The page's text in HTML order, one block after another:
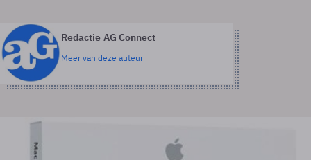
Redactie AG Connect
Meer van deze auteur